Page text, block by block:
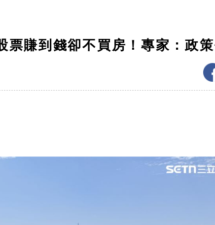
票賺到錢卻不買房！專家：政